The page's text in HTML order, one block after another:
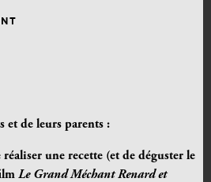
et de leurs parents :
une recette (et de déguster le
Le Grand Méchant Renard et